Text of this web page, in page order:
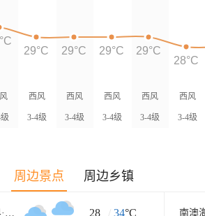
西风
3-4级
西风
3-4级
西风
3-4级
西风
3-4级
西风
3-4级
29°C
29°C 29°C
29°C
28°C
周边景点 周边乡镇
方特欢乐世界·蓝水星 28 / 34°C